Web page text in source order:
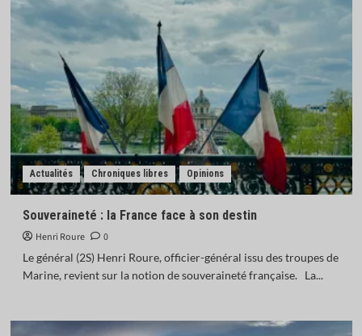
Actualités Chroniques libres Opinions
Souveraineté : la France face à son destin
Henri Roure
0
Le général (2S) Henri Roure, officier-général issu des troupes de
Marine, revient sur la notion de souveraineté française. La...